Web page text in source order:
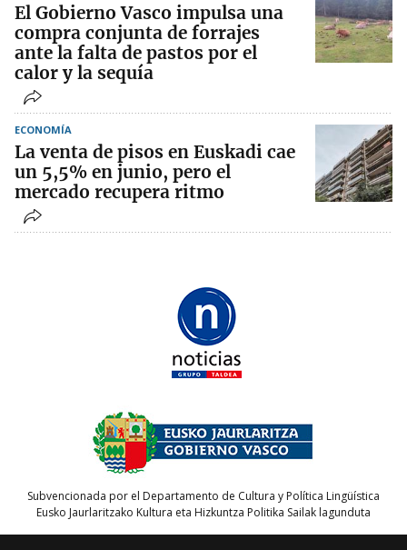
El Gobierno Vasco impulsa una
compra conjunta de forrajes
ante la falta de pastos por el
calor y la sequía
ECONOMÍA
La venta de pisos en Euskadi cae
un 5,5% en junio, pero el
mercado recupera ritmo
Subvencionada por el Departamento de Cultura y Política Lingüística
Eusko Jaurlaritzako Kultura eta Hizkuntza Politika Sailak lagunduta